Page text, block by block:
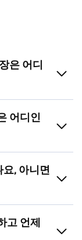
은 어디
어디인
, 아니면
고 언제